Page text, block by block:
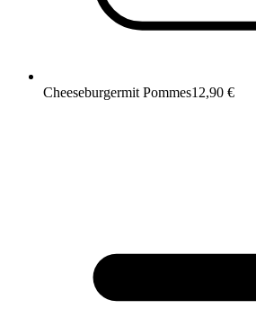
Cheeseburgermit Pommes12,90 €